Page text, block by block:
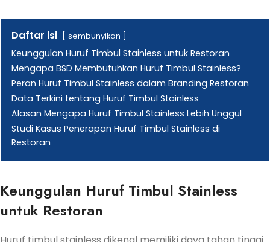
Daftar isi sembunyikan
Keunggulan Huruf Timbul Stainless untuk Restoran
Mengapa BSD Membutuhkan Huruf Timbul Stainless?
Peran Huruf Timbul Stainless dalam Branding Restoran
Data Terkini tentang Huruf Timbul Stainless
Alasan Mengapa Huruf Timbul Stainless Lebih Unggul
Studi Kasus Penerapan Huruf Timbul Stainless di
Restoran
Keunggulan Huruf Timbul Stainless
untuk Restoran